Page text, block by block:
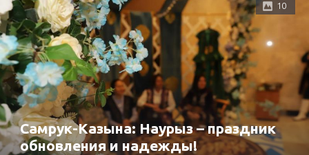
10
Самрук-Казына: Наурыз – праздник
обновления и надежды!